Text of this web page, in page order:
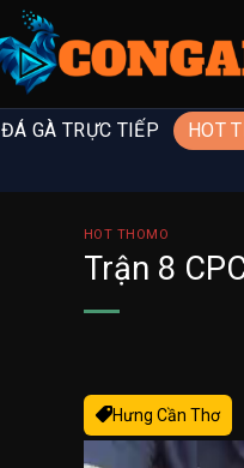
ĐÁ GÀ TRỰC TIẾP HOT
HOT THOMO
Trận 8
Hưng Cần Thơ